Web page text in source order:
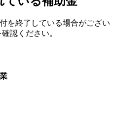
を終了している場合がござい
認ください。